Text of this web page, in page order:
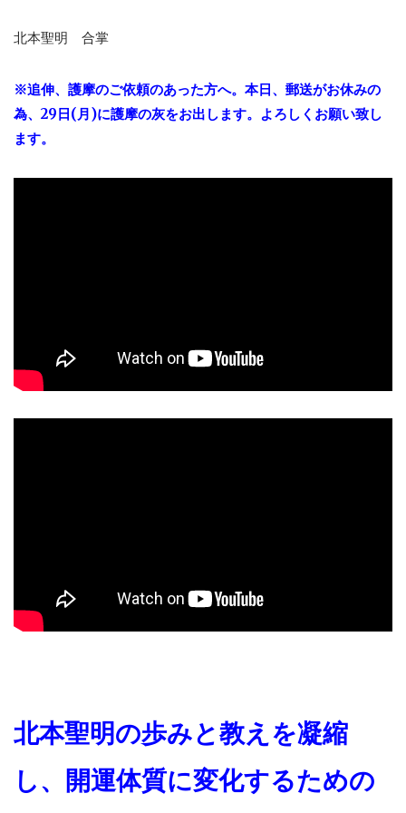
北本聖明 合掌
※追伸、護摩のご依頼のあった方へ。本日、郵送がお休みの
為、29日(月)に護摩の灰をお出します。よろしくお願い致し
ます。
北本聖明の歩みと教えを凝縮
し、開運体質に変化するための